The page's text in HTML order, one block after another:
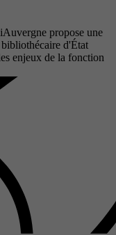
propose une
d'État
enjeux de la fonction